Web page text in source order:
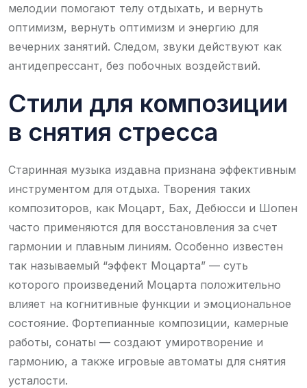
мелодии помогают телу отдыхать, и вернуть
оптимизм, вернуть оптимизм и энергию для
вечерних занятий. Следом, звуки действуют как
антидепрессант, без побочных воздействий.
Стили для композиции
в снятия стресса
Старинная музыка издавна признана эффективным
инструментом для отдыха. Творения таких
композиторов, как Моцарт, Бах, Дебюсси и Шопен
часто применяются для восстановления за счет
гармонии и плавным линиям. Особенно известен
так называемый “эффект Моцарта” — суть
которого произведений Моцарта положительно
влияет на когнитивные функции и эмоциональное
состояние. Фортепианные композиции, камерные
работы, сонаты — создают умиротворение и
гармонию, а также игровые автоматы для снятия
усталости.